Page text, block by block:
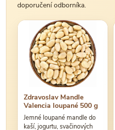
doporučení odborníka.
Zdravoslav Mandle
Valencia loupané 500 g
Jemné loupané mandle do
kaší, jogurtu, svačinových